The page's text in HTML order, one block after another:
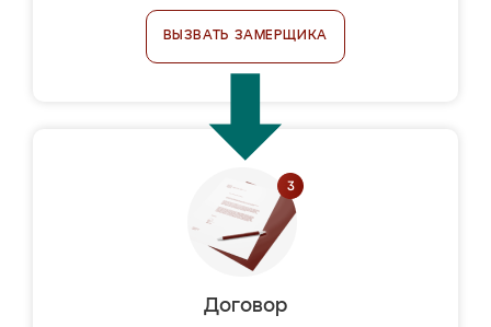
ВЫЗВАТЬ ЗАМЕРЩИКА
Договор